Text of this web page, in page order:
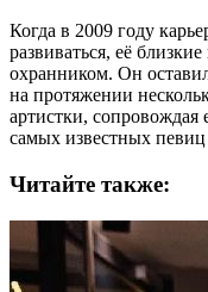
Когда в 2009 году
развиваться, её
охранником. Он
на протяжении
артистки, сопровождая
самых известных
Читайте также: